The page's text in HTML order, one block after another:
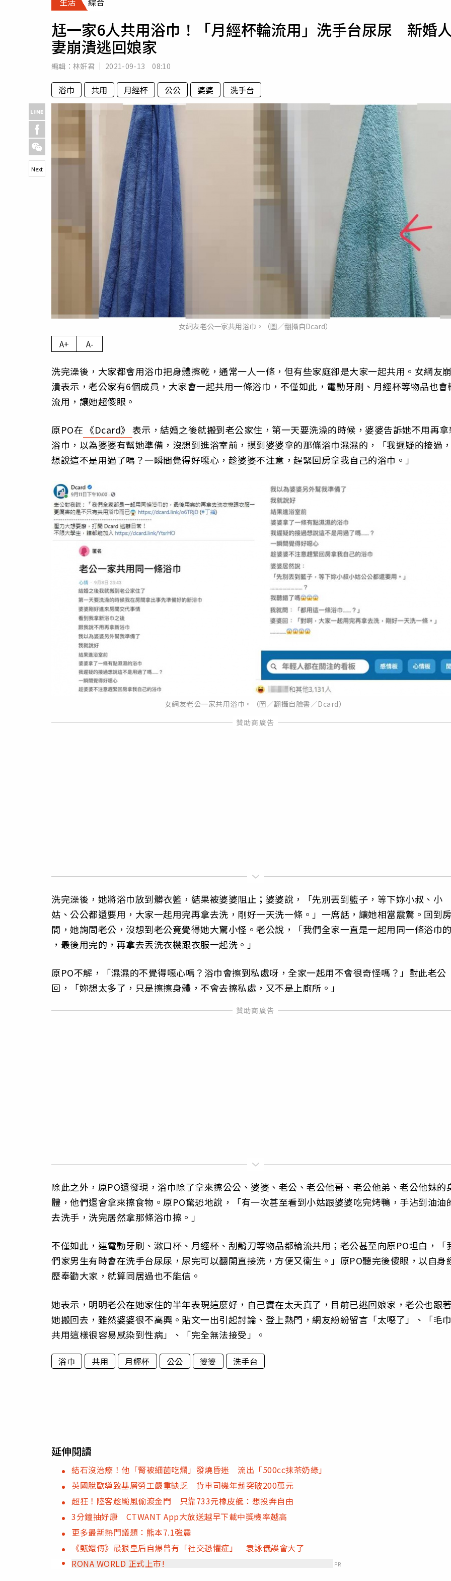
專欄
運勢
尪一家6人共用浴巾！「月經杯輪流用」洗手台尿尿 新婚
妻崩潰逃回娘家
編輯： 林姸君 2021-09-13 08:10
浴巾 共用 月經杯 公公 婆婆 洗手台
女網友老公一家共用浴巾。（圖／翻攝自Dcard）
Next
A+ A-
洗完澡後，大家都會用浴巾把身體擦乾，通常一人一條，但有些家庭卻是大家一起共用。女網友
潰表示，老公家有6個成員，大家會一起共用一條浴巾，不僅如此，電動牙刷、月經杯等物品也會
流用，讓她超傻眼。
原PO在 《Dcard》 表示，結婚之後就搬到老公家住，第一天要洗澡的時候，婆婆告訴她不用再
浴巾，以為婆婆有幫她準備，沒想到進浴室前，摸到婆婆拿的那條浴巾濕濕的，「我遲疑的接過
想說這不是用過了嗎？一瞬間覺得好噁心，趁婆婆不注意，趕緊回房拿我自己的浴巾。」
女網友老公一家共用浴巾。（圖／翻攝自臉書／Dcard）
洗完澡後，她將浴巾放到髒衣籃，結果被婆婆阻止；婆婆說，「先別丟到籃子，等下妳小叔、小
姑、公公都還要用，大家一起用完再拿去洗，剛好一天洗一條。」一席話，讓她相當震驚。回到
間，她詢問老公，沒想到老公竟覺得她大驚小怪。老公說，「我們全家一直是一起用同一條浴巾
，最後用完的，再拿去丟洗衣機跟衣服一起洗。」
原PO不解，「濕濕的不覺得噁心嗎？浴巾會擦到私處呀，全家一起用不會很奇怪嗎？」對此老公
回，「妳想太多了，只是擦擦身體，不會去擦私處，又不是上廁所。」
除此之外，原PO還發現，浴巾除了拿來擦公公、婆婆、老公、老公他哥、老公他弟、老公他妹的
體，他們還會拿來擦食物。原PO驚恐地說，「有一次甚至看到小姑跟婆婆吃完烤鴨，手沾到油油
去洗手，洗完居然拿那條浴巾擦。」
不僅如此，連電動牙刷、漱口杯、月經杯、刮鬍刀等物品都輪流共用；老公甚至向原PO坦白，「
們家男生有時會在洗手台尿尿，尿完可以翻開直接洗，方便又衛生。」原PO聽完後傻眼，以自身
歷奉勸大家，就算同居過也不能信。
她表示，明明老公在她家住的半年表現這麼好，自己實在太天真了，目前已逃回娘家，老公也跟
她搬回去，雖然婆婆很不高興。貼文一出引起討論、登上熱門，網友紛紛留言「太噁了」、「毛
共用這樣很容易感染到性病」、「完全無法接受」。
浴巾 共用 月經杯 公公 婆婆 洗手台
延伸閱讀
結石沒治療！他「腎被細菌吃爛」發燒昏迷 流出「500cc抹茶奶綠」
英國脫歐導致基層勞工嚴重缺乏 貨車司機年薪突破200萬元
超狂！陸客趁颱風偷渡金門 只靠733元橡皮艇：想投奔自由
3分鐘抽好康 CTWANT App大放送越早下載中獎機率越高
更多最新熱門議題：熊本7.1強震
《甄嬛傳》最狠皇后自爆曾有「社交恐懼症」 袁詠儀誤會大了
RONA WORLD 正式上市!
PR